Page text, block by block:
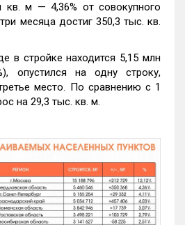
кв. м — 4,36% от совокупного
месяца достиг 350,3 тыс. кв.
в стройке находится 5,15 млн
опустился на одну строку,
место. По сравнению с 1
на 29,3 тыс. кв. м.